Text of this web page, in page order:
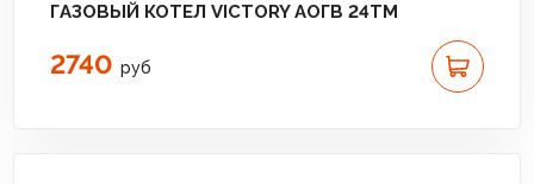
ГАЗОВЫЙ КОТЕЛ VICTORY АОГВ 24TM
2740 руб